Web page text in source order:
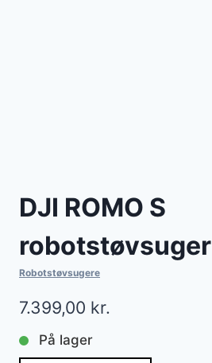
DJI ROMO S
robotstøvsuger
Robotstøvsugere
7.399,00 kr.
På lager